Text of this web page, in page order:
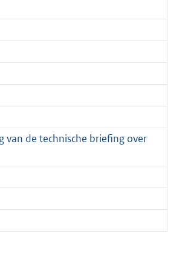
van de technische briefing over